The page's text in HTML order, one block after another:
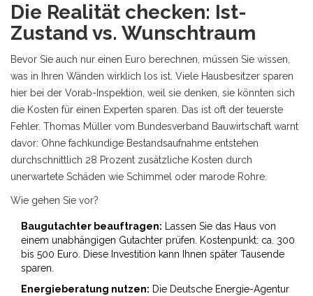
Die Realität checken: Ist-
Zustand vs. Wunschtraum
Bevor Sie auch nur einen Euro berechnen, müssen Sie wissen,
was in Ihren Wänden wirklich los ist. Viele Hausbesitzer sparen
hier bei der Vorab-Inspektion, weil sie denken, sie könnten sich
die Kosten für einen Experten sparen. Das ist oft der teuerste
Fehler. Thomas Müller vom Bundesverband Bauwirtschaft warnt
davor: Ohne fachkundige Bestandsaufnahme entstehen
durchschnittlich 28 Prozent zusätzliche Kosten durch
unerwartete Schäden wie Schimmel oder marode Rohre.
Wie gehen Sie vor?
Baugutachter beauftragen: Lassen Sie das Haus von
einem unabhängigen Gutachter prüfen. Kostenpunkt: ca. 300
bis 500 Euro. Diese Investition kann Ihnen später Tausende
sparen.
Energieberatung nutzen: Die Deutsche Energie-Agentur